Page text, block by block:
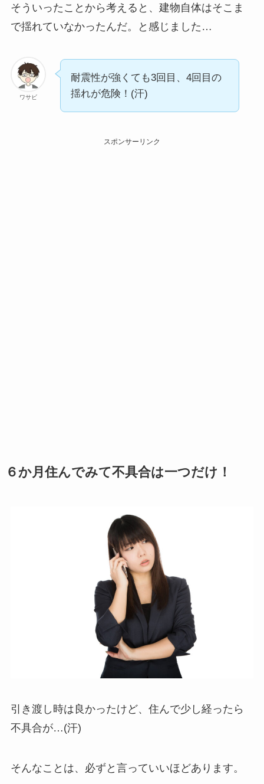
そういったことから考えると、建物自体はそこま
で揺れていなかったんだ。と感じました…
ワサビ
耐震性が強くても3回目、4回目の
揺れが危険！(汗)
スポンサーリンク
６か月住んでみて不具合は一つだけ！
引き渡し時は良かったけど、住んで少し経ったら
不具合が…(汗)
そんなことは、必ずと言っていいほどあります。